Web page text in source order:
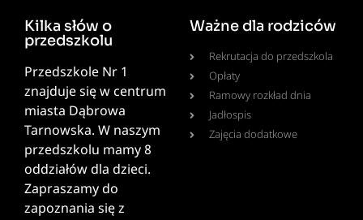
Kilka słów o
przedszkolu
Przedszkole Nr 1
znajduje się w centrum
miasta Dąbrowa
Tarnowska. W naszym
przedszkolu mamy 8
oddziałów dla dzieci.
Zapraszamy do
zapoznania się z
Ważne dla rodziców
Rekrutacja do przedszkola
Opłaty
Ramowy rozkład dnia
Jadłospis
Zajęcia dodatkowe